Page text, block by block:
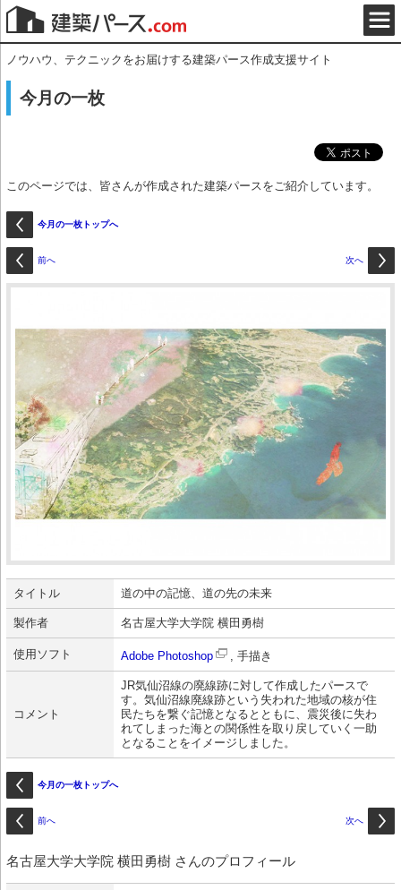
ノウハウ、テクニックをお届けする建築パース作成支援サイト
今月の一枚
このページでは、皆さんが作成された建築パースをご紹介しています。
今月の一枚トップへ
前へ 次へ
タイトル 道の中の記憶、道の先の未来
製作者 名古屋大学大学院 横田勇樹
使用ソフト Adobe Photoshop , 手描き
コメント
JR気仙沼線の廃線跡に対して作成したパースで
す。気仙沼線廃線跡という失われた地域の核が住
民たちを繋ぐ記憶となるとともに、震災後に失わ
れてしまった海との関係性を取り戻していく一助
となることをイメージしました。
今月の一枚トップへ
前へ 次へ
名古屋大学大学院 横田勇樹 さんのプロフィール